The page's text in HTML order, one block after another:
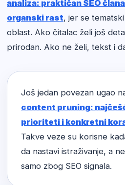
analiza: praktičan SEO
organski rast, jer se
oblast. Ako čitalac želi još
prirodan. Ako ne želi, tekst i
Još jedan povezan ugao
content pruning:
prioriteti i konkretni
Takve veze su korisne
da nastavi istraživanje, a
samo zbog SEO signala.